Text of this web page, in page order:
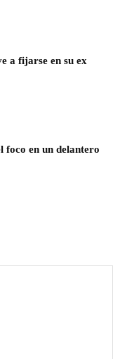
a fijarse en su ex
foco en un delantero